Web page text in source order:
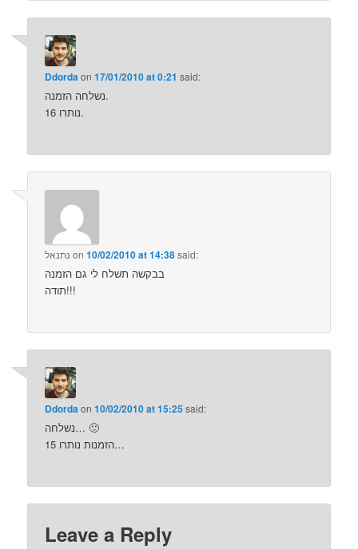
Ddordaon17/01/2010 at 0:21 said:
נשלחה הזמנה.
16 נותרו.
נתנאל on10/02/2010 at 14:38said:
בבקשה תשלח לי גם הזמנה
תודה!!!
Ddordaon10/02/2010 at 15:25said:
נשלחה… 🙂
15 הזמנות נותרו…
Leave a Reply